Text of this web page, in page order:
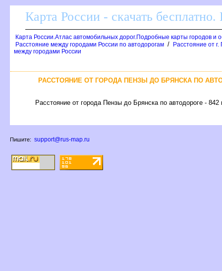
Карта России - скачать
Карта России.Атлас автомобильных дорог.Подробные карты городов и
Расстояние между городами России по автодорогам /
Расстояние от
между городами России
РАССТОЯНИЕ ОТ ГОРОДА ПЕНЗЫ ДО БРЯНСКА ПО
Расстояние от города Пензы до Брянска по автодороге - 842
Пишите: support@rus-map.ru